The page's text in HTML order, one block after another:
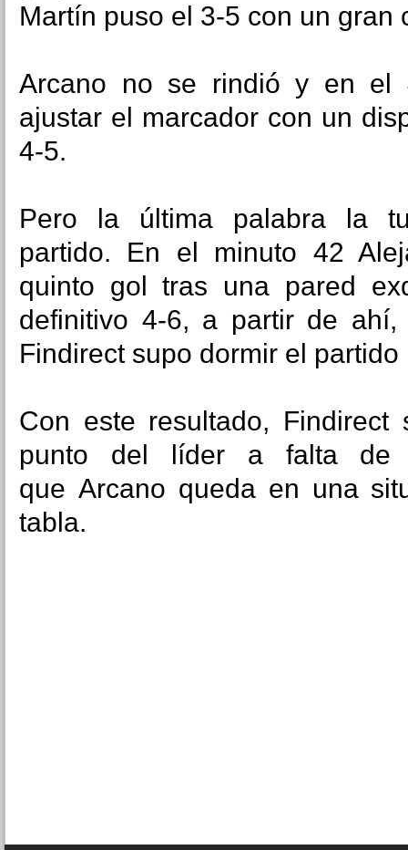
Martín puso el 3-5 con un gran
Arcano no se rindió y en el
ajustar el marcador con un
4-5.
Pero la última palabra la
partido. En el minuto 42
quinto gol tras una pared
definitivo 4-6, a partir de
Findirect supo dormir el
Con este resultado,
punto del líder a falta de
que Arcano queda en una
tabla.